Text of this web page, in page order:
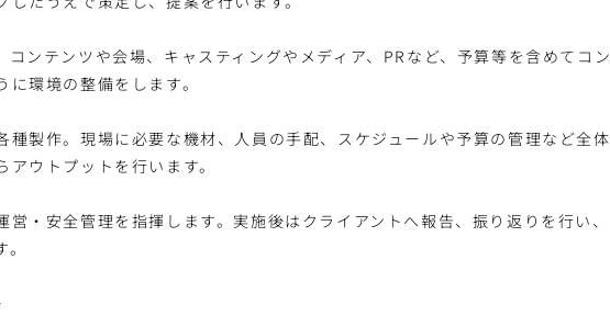
コンテンツや会場、キャスティングやメディア、PRなど、予算等を含めてコン
環境の整備をします。
種製作。現場に必要な機材、人員の手配、スケジュールや予算の管理など全体
ウトプットを行います。
営・安全管理を指揮します。実施後はクライアントへ報告、振り返りを行い、